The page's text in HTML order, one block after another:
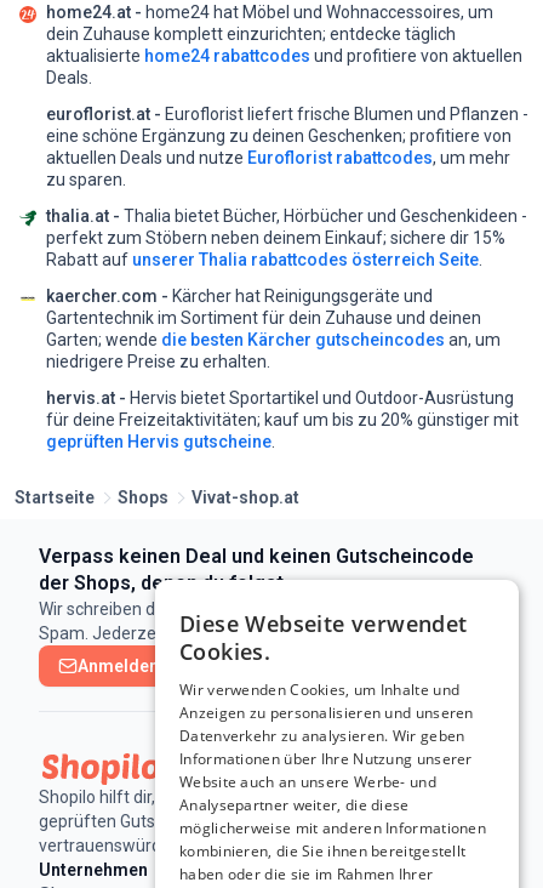
home24.at - home24 hat Möbel und Wohnaccessoires, um
dein Zuhause komplett einzurichten; entdecke täglich
aktualisierte home24 rabattcodes und profitiere von aktuellen
Deals.
euroflorist.at - Euroflorist liefert frische Blumen und Pflanzen -
eine schöne Ergänzung zu deinen Geschenken; profitiere von
aktuellen Deals und nutze Euroflorist rabattcodes, um mehr
zu sparen.
thalia.at - Thalia bietet Bücher, Hörbücher und Geschenkideen -
perfekt zum Stöbern neben deinem Einkauf; sichere dir 15%
Rabatt auf unserer Thalia rabattcodes österreich Seite
kaercher.com - Kärcher hat Reinigungsgeräte und
Gartentechnik im Sortiment für dein Zuhause und deinen
Garten; wende die besten Kärcher gutscheincodes an, um
niedrigere Preise zu erhalten.
hervis.at - Hervis bietet Sportartikel und Outdoor-Ausrüstung
für deine Freizeitaktivitäten; kauf um bis zu 20% günstiger mit
geprüften Hervis gutscheine
Startseite Shops Vivat-shop.at
Verpass keinen Deal und keinen Gutscheincode
der Shops, denen du folgst
Wir schreiben dir nur, wenn es eine neue Aktion gibt. Kein
Spam. Jederzeit abbestellbar.
Anmelden & abonnieren
Shopilo hilft dir, online Geld zu sparen - mit täglich
geprüften Gutscheinen und Deals von
vertrauenswürdigen Shops.
Unternehmen
Rechtliches
Nützliche
Diese Webseite verwendet
Cookies.
Wir verwenden Cookies, um Inhalte und
Anzeigen zu personalisieren und unseren
Datenverkehr zu analysieren. Wir geben
Informationen über Ihre Nutzung unserer
Website auch an unsere Werbe- und
Analysepartner weiter, die diese
möglicherweise mit anderen Informationen
kombinieren, die Sie ihnen bereitgestellt
haben oder die sie im Rahmen Ihrer